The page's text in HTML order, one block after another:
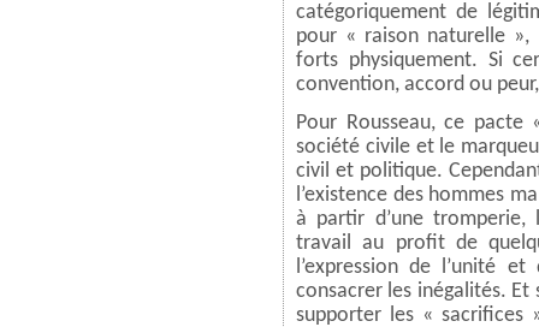
catégoriquement de
pour « raison naturelle »,
forts physiquement. Si
convention, accord ou
Pour Rousseau, ce
société civile et le
civil et politique.
l’existence des hommes
à partir d’une tromperie,
travail au profit de
l’expression de l’unité
consacrer les inégalités.
supporter les « sacrifices